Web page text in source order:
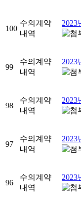
100
수의계약
내역
2023
99
수의계약
내역
2023
98
수의계약
내역
2023
97
수의계약
내역
2023
96
수의계약
내역
2023